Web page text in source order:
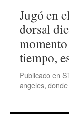
Jugó en
dorsal
tiempo,
Publicado en
angeles,